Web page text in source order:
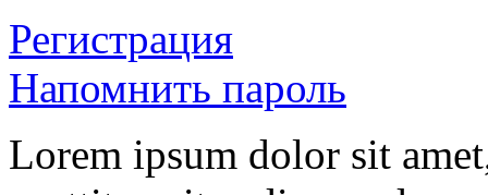
Регистрация
Напомнить пароль
Lorem ipsum dolor sit